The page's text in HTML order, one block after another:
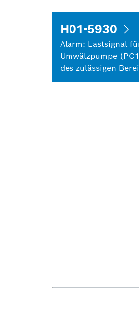
H01-5930
Alarm: Lastsignal
Umwälzpumpe
des zulässigen